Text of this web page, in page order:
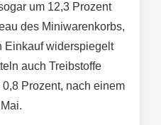
um 12,3 Prozent
des Miniwarenkorbs,
Einkauf widerspiegelt
auch Treibstoffe
Prozent, nach einem